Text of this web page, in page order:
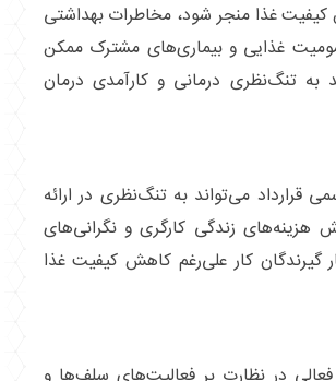
غذا منجر شود، مخاطرات بهداشتی
غذایی و بیماری‌های مشترک ممکن
به تنگ‌نظری درمانی و کارآمدی درمان
قرارداد می‌تواند به تنگ‌نظری در ارائه
هزینه‌های زندگی کارگری و نگرانی‌های
گیرندگان کار علی‌رغم کاهش کیفیت غذا